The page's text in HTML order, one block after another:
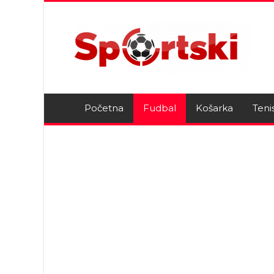
Početna Fudbal Košarka